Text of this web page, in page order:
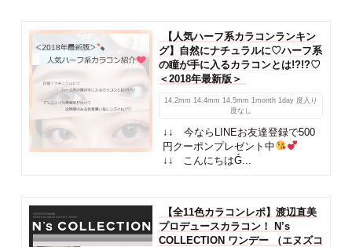
【人気ハーフ系カラコンランキン
グ】自然にナチュラルに♡ハーフ系
の瞳が手に入るカラコンとは!?!?♡
＜2018年最新版＞
14.2mm 14.4mm 14.5mm 1month 1day 度入り
度なし
↓↓ 今ならLINEお友達登録で500
円クーポンプレゼント中
↓↓ こんにちはǴ...
【全11色カラコンレポ】渡辺直美
プロデュースカラコン！ N’s
COLLECTION ワンデー （エヌズコ